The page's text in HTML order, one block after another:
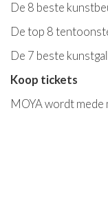
De 8 beste
De top 8
De 7 beste
Koop tickets
MOYA wordt mede